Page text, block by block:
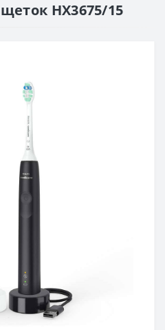
HX3675/15